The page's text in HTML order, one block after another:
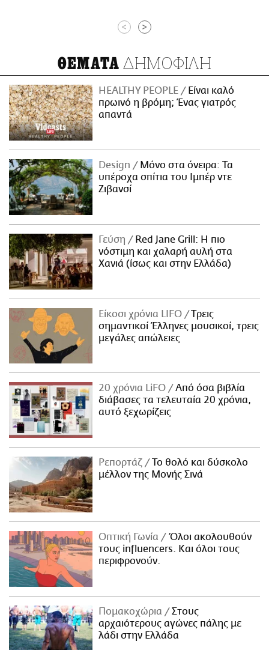
< >
ΘΕΜΑΤΑ ΔΗΜΟΦΙΛΗ
HEALTHY PEOPLE
Είναι καλό
πρωινό η βρόμη; Ένας γιατρός
απαντά
Design
Μόνο στα όνειρα: Τα
υπέροχα σπίτια του Ιμπέρ ντε
Ζιβανσί
Γεύση
Red Jane Grill: Η πιο
νόστιμη και χαλαρή αυλή στα
Χανιά (ίσως και στην Ελλάδα)
Είκοσι χρόνια LIFO
Tρεις
σημαντικοί Έλληνες μουσικοί, τρεις
μεγάλες απώλειες
20 χρόνια LiFO
Από όσα βιβλία
διάβασες τα τελευταία 20 χρόνια,
αυτό ξεχωρίζεις
Ρεπορτάζ
Το θολό και δύσκολο
μέλλον της Μονής Σινά
Οπτική Γωνία
Όλοι ακολουθούν
τους influencers. Και όλοι τους
περιφρονούν.
Πομακοχώρια
Στους
αρχαιότερους αγώνες πάλης με
λάδι στην Ελλάδα